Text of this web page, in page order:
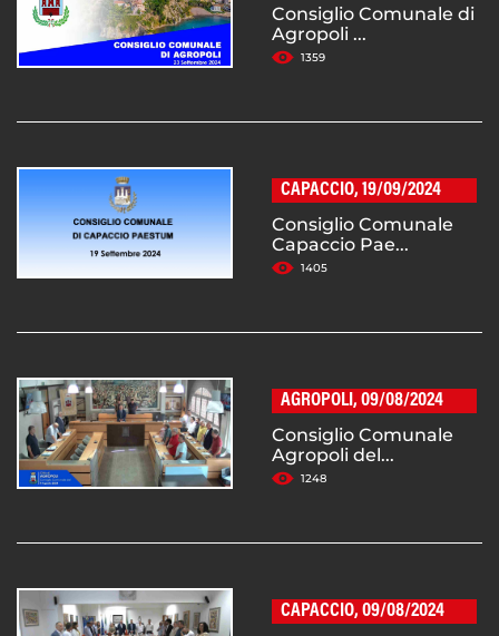
Consiglio Comunale di
Agropoli ...
1359
CAPACCIO, 19/09/2024
Consiglio Comunale
Capaccio Pae...
1405
AGROPOLI, 09/08/2024
Consiglio Comunale
Agropoli del...
1248
CAPACCIO, 09/08/2024